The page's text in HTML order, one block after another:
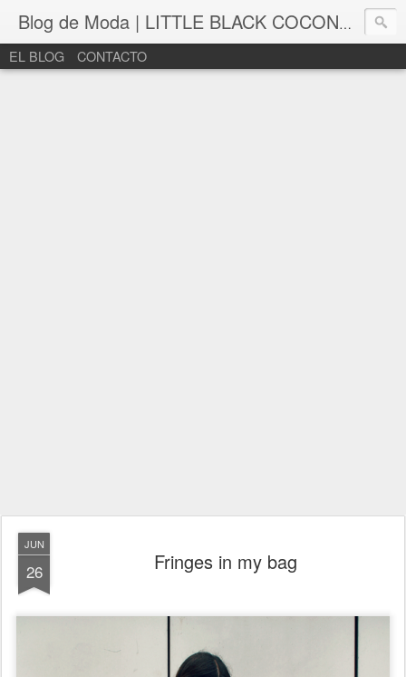
Blog de Moda | LITTLE BLACK COCONUT | Bloguera de moda en León
EL BLOG CONTACTO
JUN
26 Fringes in my bag